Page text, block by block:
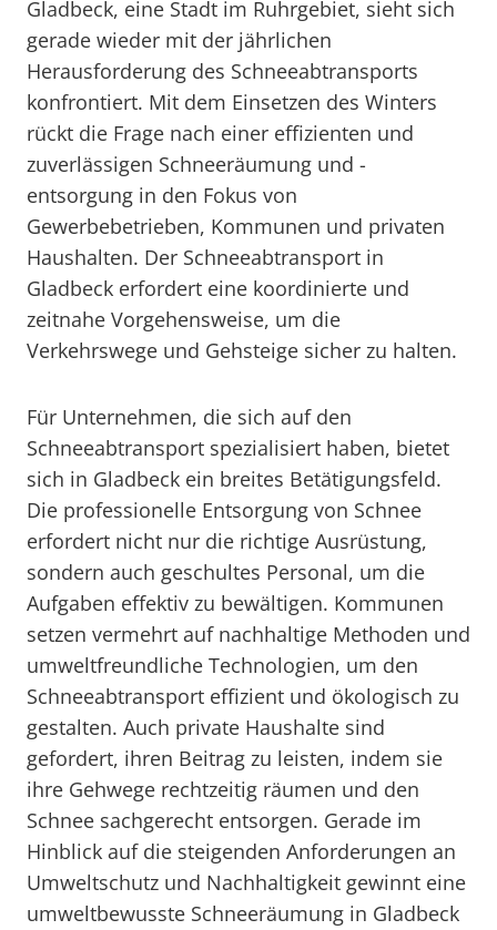
Gladbeck, eine Stadt im Ruhrgebiet, sieht sich
gerade wieder mit der jährlichen
Herausforderung des Schneeabtransports
konfrontiert. Mit dem Einsetzen des Winters
rückt die Frage nach einer effizienten und
zuverlässigen Schneeräumung und -
entsorgung in den Fokus von
Gewerbebetrieben, Kommunen und privaten
Haushalten. Der Schneeabtransport in
Gladbeck erfordert eine koordinierte und
zeitnahe Vorgehensweise, um die
Verkehrswege und Gehsteige sicher zu halten.
Für Unternehmen, die sich auf den
Schneeabtransport spezialisiert haben, bietet
sich in Gladbeck ein breites Betätigungsfeld.
Die professionelle Entsorgung von Schnee
erfordert nicht nur die richtige Ausrüstung,
sondern auch geschultes Personal, um die
Aufgaben effektiv zu bewältigen. Kommunen
setzen vermehrt auf nachhaltige Methoden und
umweltfreundliche Technologien, um den
Schneeabtransport effizient und ökologisch zu
gestalten. Auch private Haushalte sind
gefordert, ihren Beitrag zu leisten, indem sie
ihre Gehwege rechtzeitig räumen und den
Schnee sachgerecht entsorgen. Gerade im
Hinblick auf die steigenden Anforderungen an
Umweltschutz und Nachhaltigkeit gewinnt eine
umweltbewusste Schneeräumung in Gladbeck